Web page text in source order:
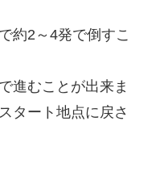
約2～4発で倒すこ
進むことが出来ま
タート地点に戻さ